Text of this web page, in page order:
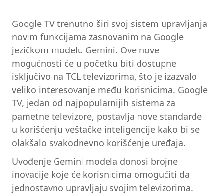
Google TV trenutno širi svoj sistem upravljanja
novim funkcijama zasnovanim na Google
jezičkom modelu Gemini. Ove nove
mogućnosti će u početku biti dostupne
isključivo na TCL televizorima, što je izazvalo
veliko interesovanje među korisnicima. Google
TV, jedan od najpopularnijih sistema za
pametne televizore, postavlja nove standarde
u korišćenju veštačke inteligencije kako bi se
olakšalo svakodnevno korišćenje uređaja.
Uvođenje Gemini modela donosi brojne
inovacije koje će korisnicima omogućiti da
jednostavno upravljaju svojim televizorima.